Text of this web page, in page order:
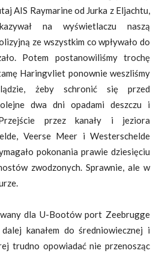
AIS Raymarine od Jurka z Eljachtu,
na wyświetlaczu naszą
ze wszystkim co wpływało do
Potem postanowiliśmy trochę
Haringvliet ponownie weszliśmy
żeby schronić się przed
dwa dni opadami deszczu i
przez kanały i jeziora
Veerse Meer i Westerschelde
pokonania prawie dziesięciu
zwodzonych. Sprawnie, ale w
dla U-Bootów port Zeebrugge
kanałem do średniowiecznej i
trudno opowiadać nie przenosząc